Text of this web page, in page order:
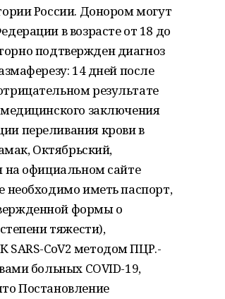
России. Донором могут
в возрасте от 18 до
подтвержден диагноз
14 дней после
результате
заключения
переливания крови в
Октябрьский,
на официальном сайте
необходимо иметь паспорт,
формы о
тяжести),
SARS-CoV2 методом ПЦР.-
больных COVID-19,
Постановление